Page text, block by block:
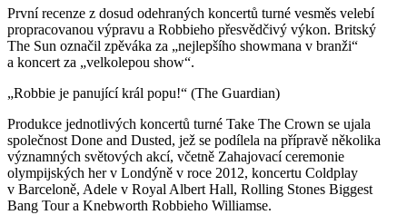
První recenze z dosud odehraných koncertů turné vesměs velebí
propracovanou výpravu a Robbieho přesvědčivý výkon. Britský
The Sun označil zpěváka za „nejlepšího showmana v branži“
a koncert za „velkolepou show“.
„Robbie je panující král popu!“ (The Guardian)
Produkce jednotlivých koncertů turné Take The Crown se ujala
společnost Done and Dusted, jež se podílela na přípravě několika
významných světových akcí, včetně Zahajovací ceremonie
olympijských her v Londýně v roce 2012, koncertu Coldplay
v Barceloně, Adele v Royal Albert Hall, Rolling Stones Biggest
Bang Tour a Knebworth Robbieho Williamse.